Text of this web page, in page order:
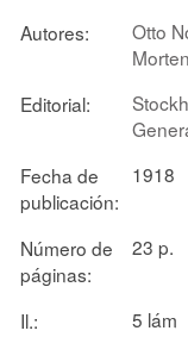
Autores: Otto
Editorial:
Fecha de
publicación:
1918
Número de
páginas:
23 p.
Il.:
5 lám